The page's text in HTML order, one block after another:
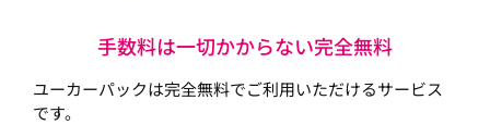
手数料は一切かからない完全無料
ユーカーパックは完全無料でご利用いただけるサービス
です。